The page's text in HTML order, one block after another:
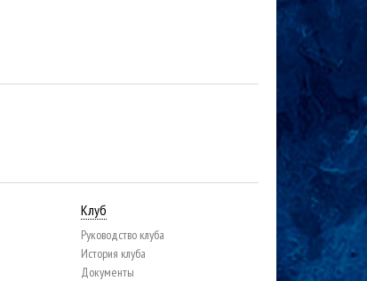
Клуб
Руководство клуба
История клуба
Документы